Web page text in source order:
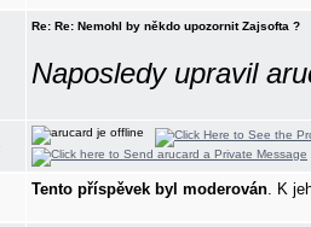
Re: Re: Nemohl by někdo upozornit Zajsofta ?
Naposledy upravil
Tento příspěvek byl moderován. K